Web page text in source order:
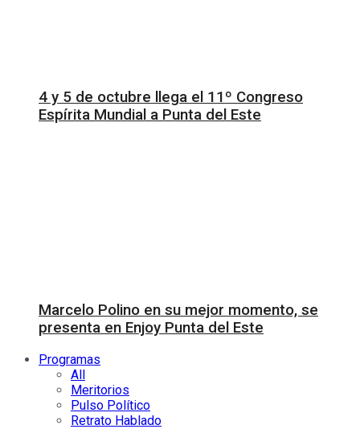
4 y 5 de octubre llega el 11º Congreso
Espírita Mundial a Punta del Este
Marcelo Polino en su mejor momento, se
presenta en Enjoy Punta del Este
Programas
All
Meritorios
Pulso Político
Retrato Hablado